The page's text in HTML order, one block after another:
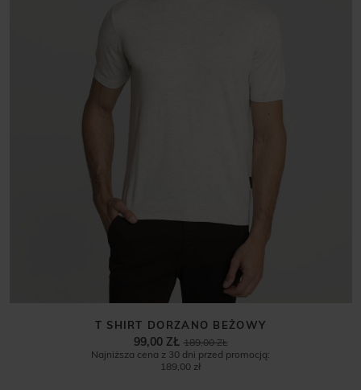
T SHIRT DORZANO BEŻOWY
189,00 ZŁ
99,00 ZŁ
Najniższa cena z 30 dni przed promocją:
189,00 zł